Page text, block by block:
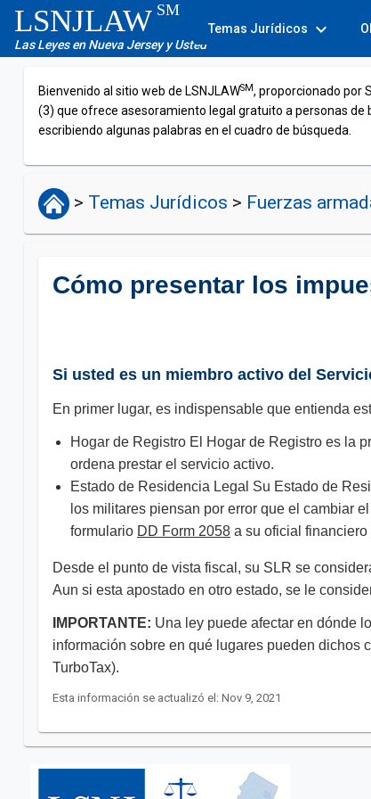
LSNJLAW SM
Las Leyes en Nueva Jersey y Usted
Temas Jurídicos expand_more
Bienvenido al sitio web de LSNJLAWSM, proporcionado por
(3) que ofrece asesoramiento legal gratuito a personas de
escribiendo algunas palabras en el cuadro de búsqueda.
> Temas Jurídicos > Fuerzas
Cómo presentar los
Si usted es un miembro activo del
En primer lugar, es indispensable que entienda
Hogar de Registro El Hogar de Registro es la
ordena prestar el servicio activo.
Estado de Residencia Legal Su Estado de
los militares piensan por error que el cambiar
formulario DD Form 2058 a su oficial
Desde el punto de vista fiscal, su SLR se
Aun si esta apostado en otro estado, se le
IMPORTANTE: Una ley puede afectar en dónde
información sobre en qué lugares pueden dichos
TurboTax).​​​​
Esta información se actualizó el: Nov 9, 2021